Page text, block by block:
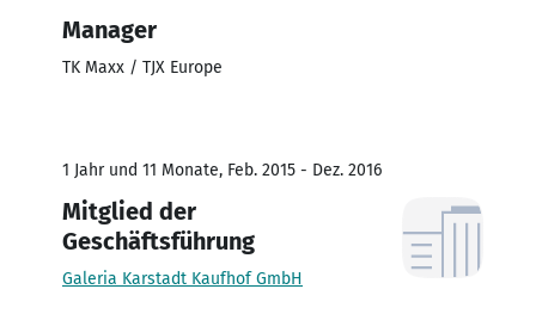
Manager
TK Maxx / TJX Europe
1 Jahr und 11 Monate, Feb. 2015 - Dez. 2016
Mitglied der
Geschäftsführung
Galeria Karstadt Kaufhof GmbH